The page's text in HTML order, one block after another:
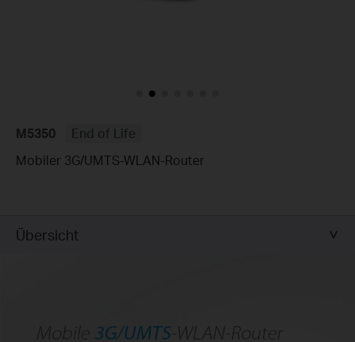
M5350
End of Life
Mobiler 3G/UMTS-WLAN-Router
Übersicht